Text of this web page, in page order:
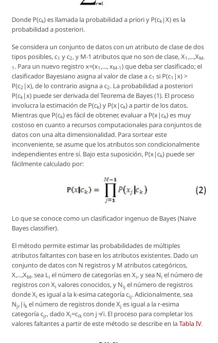
Donde P(ck) es llamada la probabilidad a priori y P(ck |X) es la
probabilidad a posteriori.
Se considera un conjunto de datos con un atributo de clase de dos
tipos posibles, c1 y c2, y M-1 atributos que no son de clase, X1 ,...,XM-
1 . Para un nuevo registro x=(x1 ,..., xM-1) que deba ser clasificado; el
clasificador Bayesiano asigna al valor de clase a c1 si P(c1 |x) >
P(c2 |x), de lo contrario asigna a c2. La probabilidad a posteriori
P(ck |x) puede ser derivada del Teorema de Bayes (1). El proceso
involucra la estimación de P(ck) y P(x|ck) a partir de los datos.
Mientras que P(ck) es fácil de obtener, evaluar a P(x|ck) es muy
costoso en cuanto a recursos computacionales para conjuntos de
datos con una alta dimensionalidad. Para sortear este
inconveniente, se asume que los atributos son condicionalmente
independientes entre sí. Bajo esta suposición, P(x|ck) puede ser
fácilmente calculado por:
Lo que se conoce como un clasificador ingenuo de Bayes (Naive
Bayes classifier).
El método permite estimar las probabilidades de múltiples
atributos faltantes con base en los atributos existentes. Dado un
conjunto de datos con N registros y M atributos categóricos,
X,...,XM, sea Li el número de categorías en Xi, y sea Ni el número de
registros con Xi valores conocidos, y Nij el número de registros
donde Xi es igual a la k-esima categoría cij. Adicionalmente, sea
Njr |ik el número de registros donde Xj es igual a la r-esima
categoría cjr, dado Xi=cik con j ≠ i. El proceso para completar los
valores faltantes a partir de este método se describe en laTabla IV.